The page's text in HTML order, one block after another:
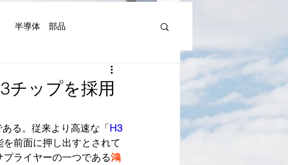
半導体 部品
台湾Art&Artist 日本文化
ップを採用
る。従来より高速な「H3
前面に押し出すとされて
ライヤーの一つである鴻